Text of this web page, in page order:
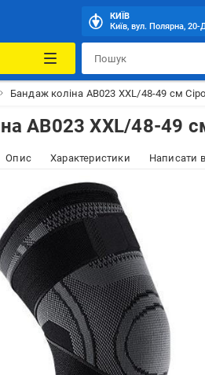
КИЇВ
Київ, вул. Полярна, 20-
Бандаж коліна AB023 XXL/48-49 см
AB023 XXL/48-49
Опис Характеристики Написати